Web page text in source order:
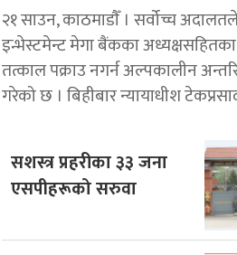
२१ साउन, काठमाडाैँ । सर्वोच्च
इन्भेस्टमेन्ट मेगा बैंकका
तत्काल पक्राउ नगर्न अल्पकालीन
गरेको छ । बिहीबार न्यायाधीश
सशस्त्र प्रहरीका ३३ जना
एसपीहरूको सरुवा